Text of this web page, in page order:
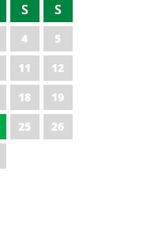
S S
4
5
11
12
18
19
25
26